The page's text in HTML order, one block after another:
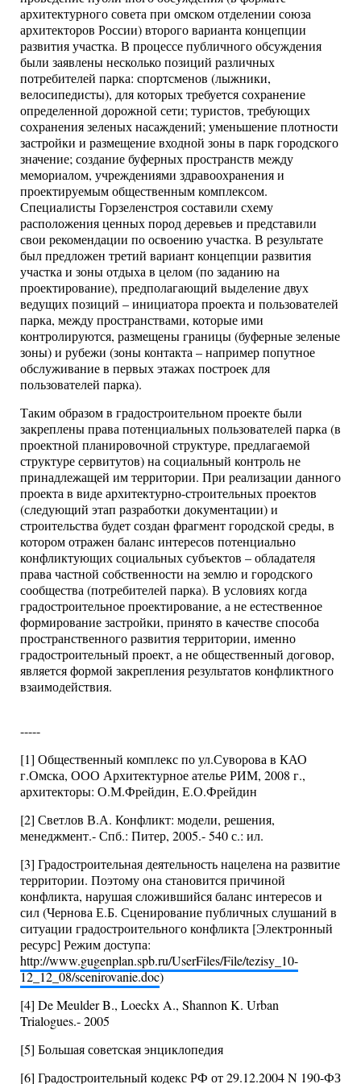
архитектурного совета при омском отделении союза
архитекторов России) второго варианта концепции
развития участка. В процессе публичного обсуждения
были заявлены несколько позиций различных
потребителей парка: спортсменов (лыжники,
велосипедисты), для которых требуется сохранение
определенной дорожной сети; туристов, требующих
сохранения зеленых насаждений; уменьшение плотности
застройки и размещение входной зоны в парк городского
значение; создание буферных пространств между
мемориалом, учреждениями здравоохранения и
проектируемым общественным комплексом.
Специалисты Горзеленстроя составили схему
расположения ценных пород деревьев и представили
свои рекомендации по освоению участка. В результате
был предложен третий вариант концепции развития
участка и зоны отдыха в целом (по заданию на
проектирование), предполагающий выделение двух
ведущих позиций – инициатора проекта и пользователей
парка, между пространствами, которые ими
контролируются, размещены границы (буферные зеленые
зоны) и рубежи (зоны контакта – например попутное
обслуживание в первых этажах построек для
пользователей парка).
Таким образом в градостроительном проекте были
закреплены права потенциальных пользователей парка (в
проектной планировочной структуре, предлагаемой
структуре сервитутов) на социальный контроль не
принадлежащей им территории. При реализации данного
проекта в виде архитектурно-строительных проектов
(следующий этап разработки документации) и
строительства будет создан фрагмент городской среды, в
котором отражен баланс интересов потенциально
конфликтующих социальных субъектов – обладателя
права частной собственности на землю и городского
сообщества (потребителей парка). В условиях когда
градостроительное проектирование, а не естественное
формирование застройки, принято в качестве способа
пространственного развития территории, именно
градостроительный проект, а не общественный договор,
является формой закрепления результатов конфликтного
взаимодействия.
-----
[1] Общественный комплекс по ул.Суворова в КАО
г.Омска, ООО Архитектурное ателье РИМ, 2008 г.,
архитекторы: О.М.Фрейдин, Е.О.Фрейдин
[2] Светлов В.А. Конфликт: модели, решения,
менеджмент.- Спб.: Питер, 2005.- 540 с.: ил.
[3] Градостроительная деятельность нацелена на развитие
территории. Поэтому она становится причиной
конфликта, нарушая сложившийся баланс интересов и
сил (Чернова Е.Б. Сценирование публичных слушаний в
ситуации градостроительного конфликта [Электронный
ресурс] Режим доступа:
http://www.gugenplan.spb.ru/UserFiles/File/tezisy_10-
12_12_08/scenirovanie.doc)
[4] De Meulder B., Loeckx A., Shannon K. Urban
Trialogues.- 2005
[5] Большая советская энциклопедия
[6] Градостроительный кодекс РФ от 29.12.2004 N 190-ФЗ